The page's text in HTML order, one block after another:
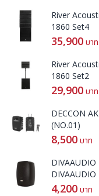
River
1860 Set4
35,900 บาท
River
1860 Set2
29,900 บาท
DECCON
(NO.01)
8,500 บาท
DIVAAUDIO
DIVAAUDIO
4,200 บาท